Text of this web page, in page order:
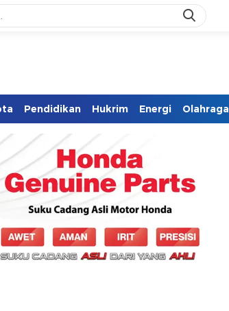
Pendidikan Hukrim Energi Olahraga